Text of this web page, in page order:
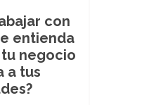
con
entienda
negocio
a tus